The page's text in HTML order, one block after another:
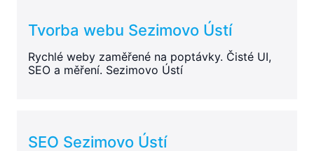
Tvorba webu Sezimovo Ústí
Rychlé weby zaměřené na poptávky. Čisté UI,
SEO a měření. Sezimovo Ústí
SEO Sezimovo Ústí